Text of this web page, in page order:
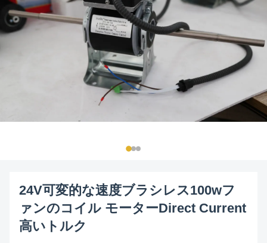
24V可変的な速度ブラシレス100wフ
ァンのコイル モーターDirect Current
高いトルク